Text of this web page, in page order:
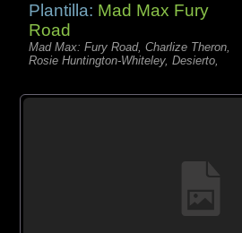
Plantilla: Mad Max Fury
Road
Mad Max: Fury Road, Charlize Theron,
Rosie Huntington-Whiteley, Desierto,